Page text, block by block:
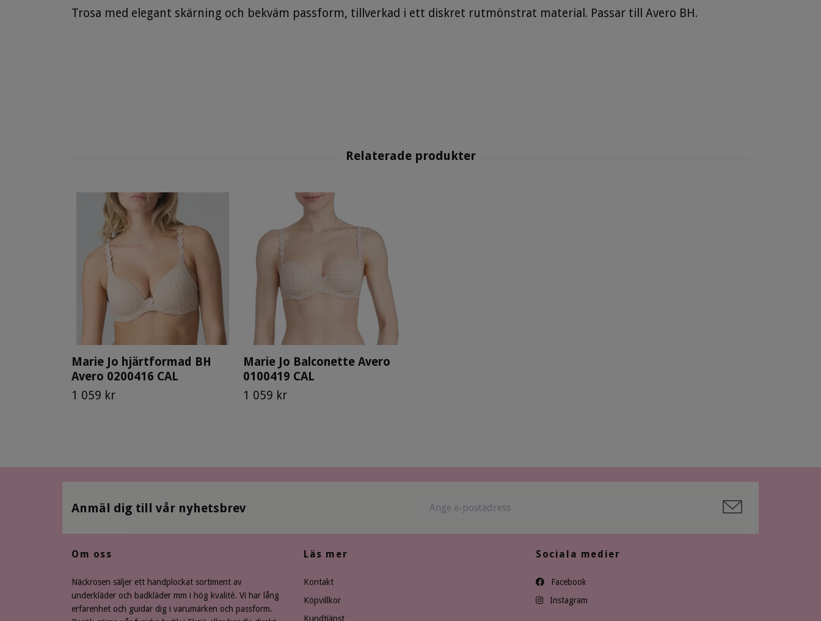
Trosa med elegant skärning och bekväm passform, tillverkad i ett diskret rutmönstrat material. Passar till Avero BH.
Marie Jo hjärtformad BH
Avero 0200416 CAL
1 059 kr
Marie Jo Balconette Avero
0100419 CAL
1 059 kr
Anmäl dig till vår nyhetsbrev
Om oss
Näckrosen säljer ett handplockat sortiment av
underkläder och badkläder mm i hög kvalité. Vi har lång
erfarenhet och guidar dig i varumärken och passform.
Läs mer
Kontakt
Köpvillkor
Kundtjänst
Sociala medier
Facebook
Instagram